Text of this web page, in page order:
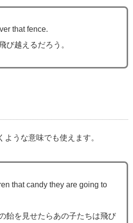
that fence.
び越えるだろう。
うな意味でも使えます。
that candy they are going to
飴を見せたらあの子たちは飛び